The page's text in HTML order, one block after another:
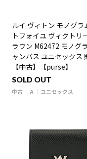
ルイ ヴィトン モノグラ
トフォイユ ヴィクトリ
ラウン M62472 モノグ
ャンバス ユニセックス
【中古】【purse】
SOLD OUT
中古 A ユニセックス